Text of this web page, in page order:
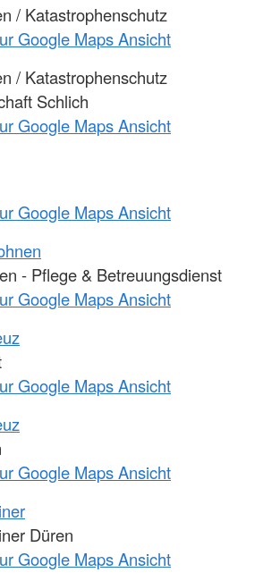
/ Katastrophenschutz
Google Maps Ansicht
/ Katastrophenschutz
Schlich
Google Maps Ansicht
Google Maps Ansicht
- Pflege & Betreuungsdienst
Google Maps Ansicht
Google Maps Ansicht
Google Maps Ansicht
Düren
Google Maps Ansicht